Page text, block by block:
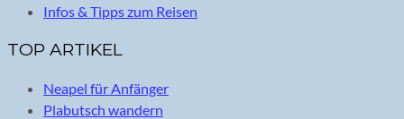
Infos & Tipps zum Reisen
TOP ARTIKEL
Neapel für Anfänger
Plabutsch wandern